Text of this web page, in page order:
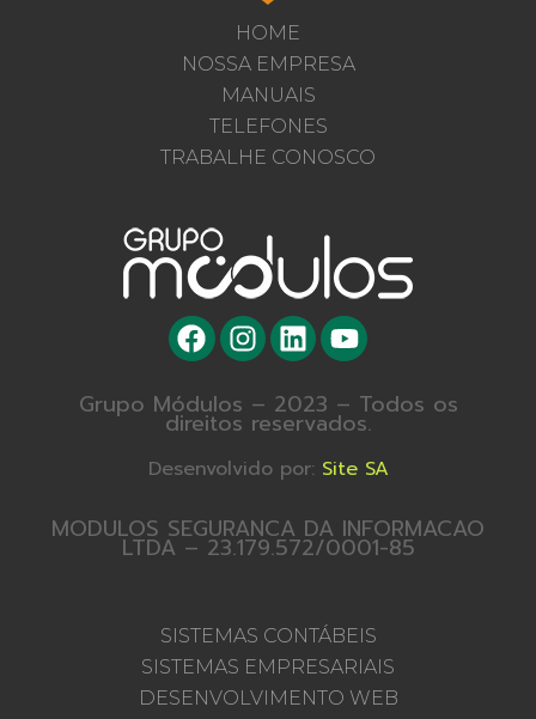
HOME
NOSSA EMPRESA
MANUAIS
TELEFONES
TRABALHE CONOSCO
Grupo Módulos – 2023 – Todos os
direitos reservados.
Desenvolvido por: Site SA
MODULOS SEGURANCA DA INFORMACAO
LTDA – 23.179.572/0001-85
SISTEMAS CONTÁBEIS
SISTEMAS EMPRESARIAIS
DESENVOLVIMENTO WEB